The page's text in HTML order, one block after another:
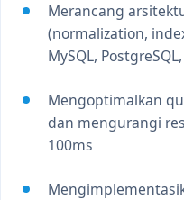
Merancang
(normalization,
MySQL,
Mengoptimalkan
dan mengurangi
100ms